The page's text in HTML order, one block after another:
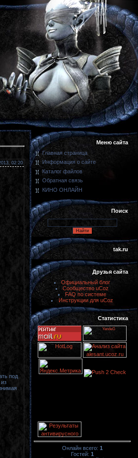
02:20
под
Меню сайта
Главная страница
Информация о сайте
Каталог файлов
Обратная связь
КИНО ОНЛАЙН
Поиск
tak.ru
Друзья сайта
Официальный блог
Сообщество uCoz
FAQ по системе
Инструкции для uCoz
Статистика
Онлайн всего: 1
Гостей: 1